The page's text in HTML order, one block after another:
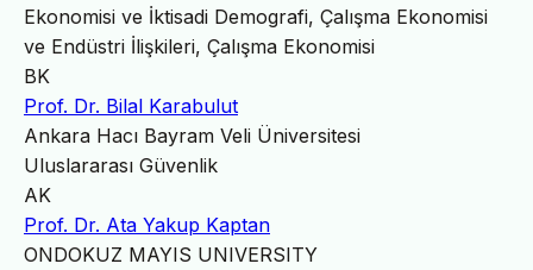
Ekonomisi ve İktisadi Demografi, Çalışma Ekonomisi
ve Endüstri İlişkileri, Çalışma Ekonomisi
BK
Prof. Dr. Bilal Karabulut
Ankara Hacı Bayram Veli Üniversitesi
Uluslararası Güvenlik
AK
Prof. Dr. Ata Yakup Kaptan
ONDOKUZ MAYIS UNIVERSITY